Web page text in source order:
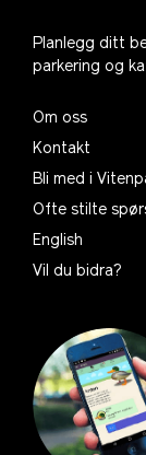
Planlegg ditt
parkering og
Om oss
Kontakt
Bli med i
Ofte stilte
English
Vil du bidra?